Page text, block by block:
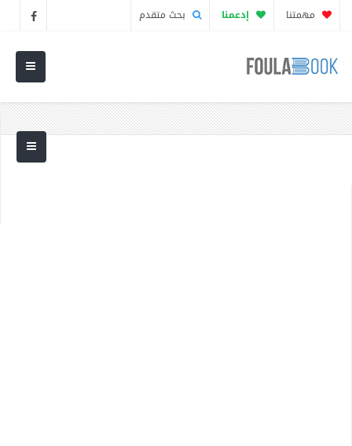
مهمتنا إدعمنا بحث متقدم